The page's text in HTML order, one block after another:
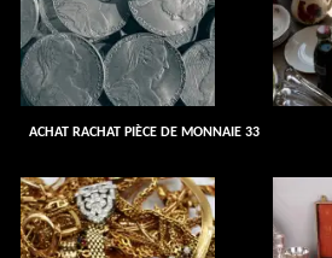
ACHAT RACHAT PIÈCE DE MONNAIE 33